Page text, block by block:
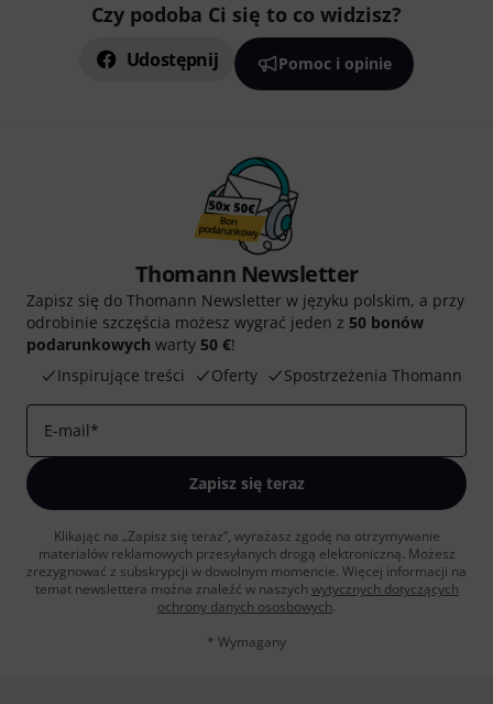
Czy podoba Ci się to co widzisz?
Udostępnij Pomoc i opinie
Thomann Newsletter
Zapisz się do Thomann Newsletter w języku polskim, a przy
odrobinie szczęścia możesz wygrać jeden z 50 bonów
podarunkowych warty 50 €!
Inspirujące treści
Oferty Spostrzeżenia Thomann
E-mail*
Zapisz się teraz
Klikając na „Zapisz się teraz”, wyrażasz zgodę na otrzymywanie
materialów reklamowych przesyłanych drogą elektroniczną. Możesz
zrezygnować z subskrypcji w dowolnym momencie. Więcej informacji na
temat newslettera można znaleźć w naszych wytycznych dotyczących
ochrony danych ososbowych.
* Wymagany